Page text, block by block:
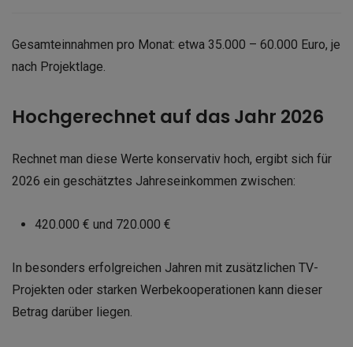
Gesamteinnahmen pro Monat: etwa 35.000 – 60.000 Euro, je
nach Projektlage.
Hochgerechnet auf das Jahr 2026
Rechnet man diese Werte konservativ hoch, ergibt sich für
2026 ein geschätztes Jahreseinkommen zwischen:
420.000 € und 720.000 €
In besonders erfolgreichen Jahren mit zusätzlichen TV-
Projekten oder starken Werbekooperationen kann dieser
Betrag darüber liegen.